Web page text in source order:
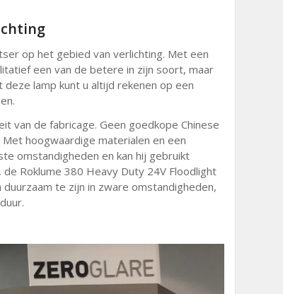
op het gebied van verlichting. Met een
een van de betere in zijn soort, maar
lamp kunt u altijd rekenen op een
van de fabricage. Geen goedkope Chinese
hoogwaardige materialen en een
omstandigheden en kan hij gebruikt
Roklume 380 Heavy Duty 24V Floodlight
te zijn in zware omstandigheden,